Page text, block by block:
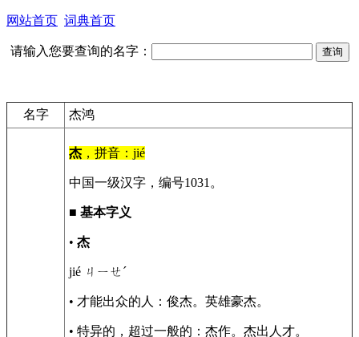
网站首页 词典首页
请输入您要查询的名字：
名字 杰鸿
杰 ，拼音：jié
中国一级汉字，编号1031。
■ 基本字义
• 杰
jié ㄐㄧㄝˊ
• 才能出众的人：俊杰。英雄豪杰。
• 特异的，超过一般的：杰作。杰出人才。